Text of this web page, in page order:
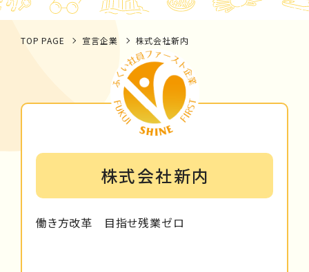
TOP PAGE 宣言企業 株式会社新内
株式会社新内
働き方改革 目指せ残業ゼロ